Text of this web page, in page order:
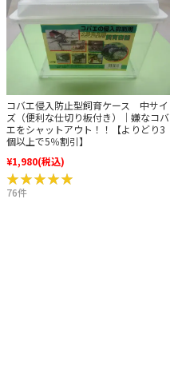
コバエ侵入防止型飼育ケース 中サイ
ズ（便利な仕切り板付き）｜嫌なコバ
エをシャットアウト！！【よりどり3
個以上で5％割引】
¥1,980(税込)
★★★★★
★★★★★
76件